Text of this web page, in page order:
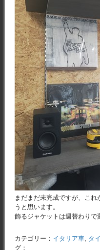
まだまだ未完成ですが、こ
うと思います。
飾るジャケットは週替わりで
カテゴリー： イタリア車 タ
グ：